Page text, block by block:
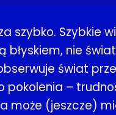
szybko. Szybkie
błyskiem, nie
świat
pokolenia –
może (jeszcze)